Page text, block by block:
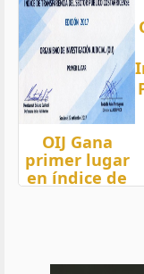
OIJ Gana
primer lugar
en índice de